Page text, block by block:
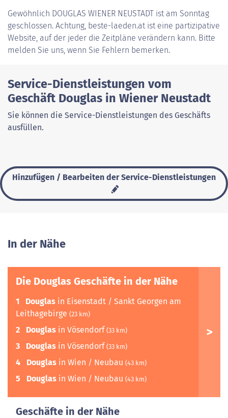
Gewöhnlich DOUGLAS WIENER NEUSTADT ist am Sonntag
geschlossen. Achtung, beste-laeden.at ist eine partizipative
Website, auf der jeder die Zeitpläne verändern kann. Bitte
melden Sie uns, wenn Sie Fehlern bemerken.
Service-Dienstleistungen vom
Geschäft Douglas in Wiener Neustadt
Sie können die Service-Dienstleistungen des Geschäfts
ausfüllen.
Hinzufügen / Bearbeiten der Service-Dienstleistungen
In der Nähe
Die Douglas Geschäfte in der Nähe
1 Douglas in Eisenstadt / Sankt Georgen am
Leithagebirge (23 km)
2 Douglas in Vösendorf (33 km)
3 Douglas in Vösendorf (33 km)
4 Douglas in Wien / Neubau (43 km)
5 Douglas in Wien / Neubau (43 km)
Geschäfte in der Nähe